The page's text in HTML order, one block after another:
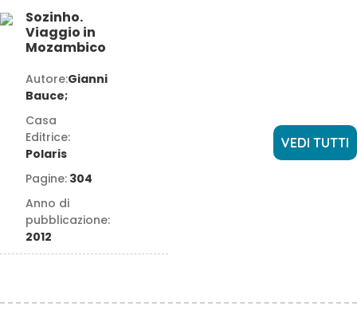
Sozinho.
Viaggio in
Mozambico
Autore:Gianni
Bauce;
Casa
Editrice:
Polaris
Pagine: 304
Anno di
pubblicazione:
2012
VEDI TUTTI